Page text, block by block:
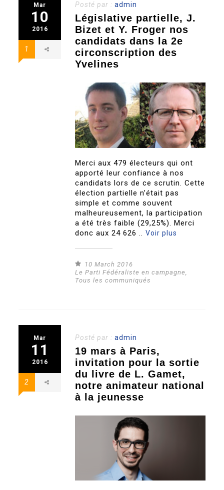
Mar
10
2016
1
Posté par :admin
Législative partielle, J.
Bizet et Y. Froger nos
candidats dans la 2e
circonscription des
Yvelines
Merci aux 479 électeurs qui ont
apporté leur confiance à nos
candidats lors de ce scrutin. Cette
élection partielle n’était pas
simple et comme souvent
malheureusement, la participation
a été très faible (29,25%). Merci
donc aux 24 626 ..Voir plus
10 March 2016
Le Parti Fédéraliste en campagne
Tous les communiqués
Mar
11
2016
2
Posté par :admin
19 mars à Paris,
invitation pour la sortie
du livre de L. Gamet,
notre animateur national
à la jeunesse